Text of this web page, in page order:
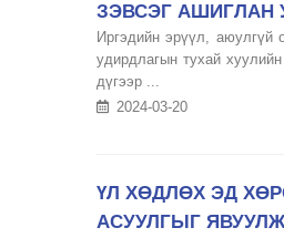
ЗЭВСЭГ АШИГЛАН
Иргэдийн эрүүл, аюулгүй
удирдлагын тухай
дүгээр ...
2024-03-20
ҮЛ ХӨДЛӨХ ЭД
АСУУЛГЫГ